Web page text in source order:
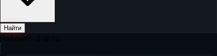
Найти
Найдено: